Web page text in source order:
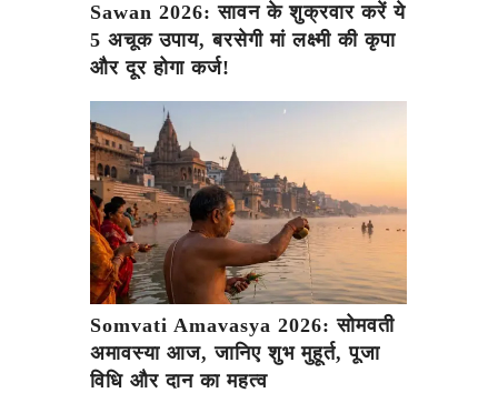
Sawan 2026: सावन के शुक्रवार करें ये
5 अचूक उपाय, बरसेगी मां लक्ष्मी की कृपा
और दूर होगा कर्ज!
Somvati Amavasya 2026: सोमवती
अमावस्या आज, जानिए शुभ मुहूर्त, पूजा
विधि और दान का महत्व